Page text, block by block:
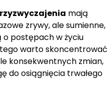
mają
zrywy, ale sumienne,
o postępach w życiu
warto skoncentrować
konsekwentnych zmian,
do osiągnięcia trwałego